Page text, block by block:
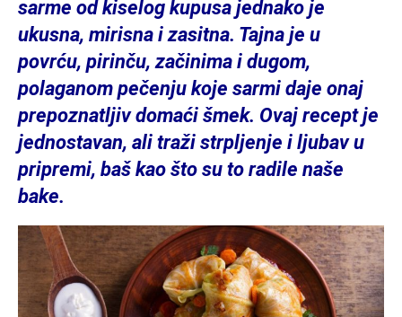
sarme od kiselog kupusa jednako je
ukusna, mirisna i zasitna. Tajna je u
povrću, pirinču, začinima i dugom,
polaganom pečenju koje sarmi daje onaj
prepoznatljiv domaći šmek. Ovaj recept je
jednostavan, ali traži strpljenje i ljubav u
pripremi, baš kao što su to radile naše
bake.